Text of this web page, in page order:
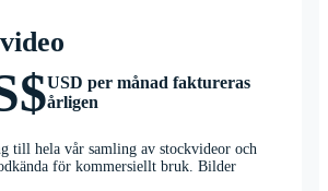
USD per månad faktureras
årligen
till hela vår samling av stockvideor och
för kommersiellt bruk. Bilder